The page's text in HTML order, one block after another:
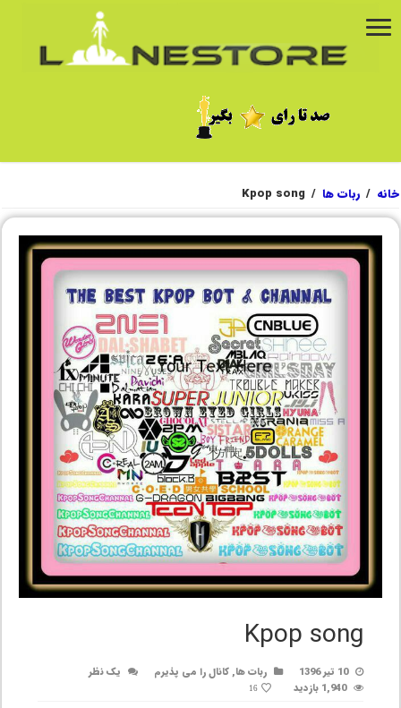
خانه / ربات ها /
Kpop song
Kpop song
10 تیر 1396 ربات ها,کانال را می پذیرم
یک نظر
1,940 بازدید
16